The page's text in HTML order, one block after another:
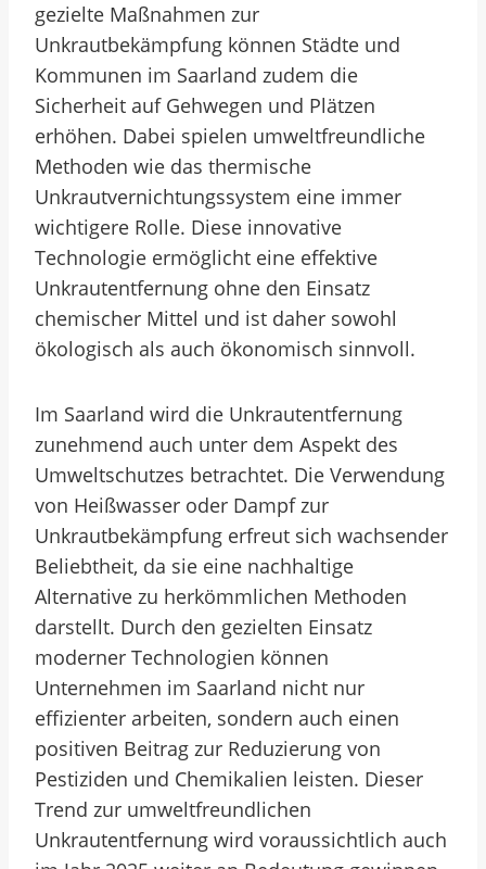
gezielte Maßnahmen zur
Unkrautbekämpfung können Städte und
Kommunen im Saarland zudem die
Sicherheit auf Gehwegen und Plätzen
erhöhen. Dabei spielen umweltfreundliche
Methoden wie das thermische
Unkrautvernichtungssystem eine immer
wichtigere Rolle. Diese innovative
Technologie ermöglicht eine effektive
Unkrautentfernung ohne den Einsatz
chemischer Mittel und ist daher sowohl
ökologisch als auch ökonomisch sinnvoll.
Im Saarland wird die Unkrautentfernung
zunehmend auch unter dem Aspekt des
Umweltschutzes betrachtet. Die Verwendung
von Heißwasser oder Dampf zur
Unkrautbekämpfung erfreut sich wachsender
Beliebtheit, da sie eine nachhaltige
Alternative zu herkömmlichen Methoden
darstellt. Durch den gezielten Einsatz
moderner Technologien können
Unternehmen im Saarland nicht nur
effizienter arbeiten, sondern auch einen
positiven Beitrag zur Reduzierung von
Pestiziden und Chemikalien leisten. Dieser
Trend zur umweltfreundlichen
Unkrautentfernung wird voraussichtlich auch